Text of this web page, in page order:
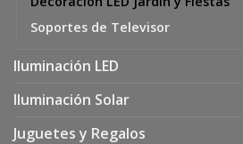
Soportes de Televisor
Iluminación LED
Iluminación Solar
Juguetes y Regalos